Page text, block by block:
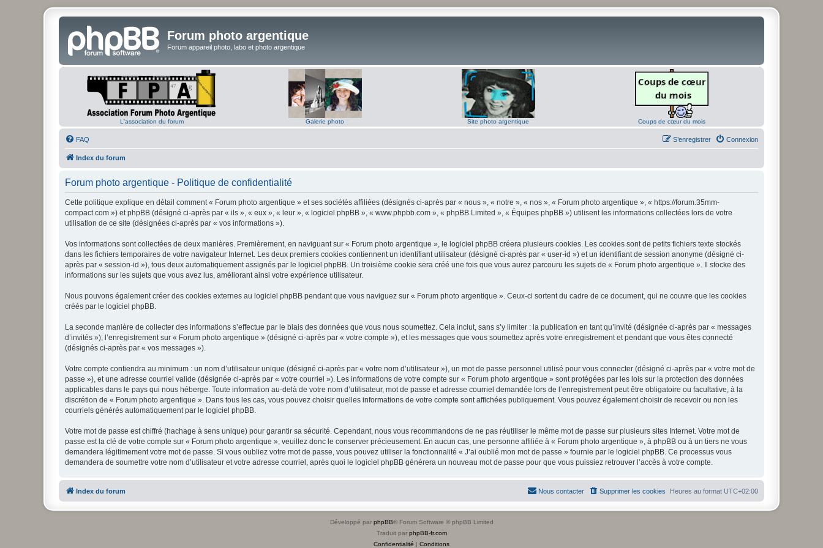
Forum photo argentique
Forum appareil photo, labo et photo argentique
L'association du forum Galerie photo Site photo argentique Coups de cœur du mois
FAQ Connexion
S’enregistrer
Index du forum
Forum photo argentique - Politique de confidentialité
Cette politique explique en détail comment « Forum photo argentique » et ses sociétés affiliées (désignés ci-après par « nous », « notre », « nos », « Forum photo argentique », « https://forum.35mm-
compact.com ») et phpBB (désigné ci-après par « ils », « eux », « leur », « logiciel phpBB », « www.phpbb.com », « phpBB Limited », « Équipes phpBB ») utilisent les informations collectées lors de votre
utilisation de ce site (désignées ci-après par « vos informations »).
Vos informations sont collectées de deux manières. Premièrement, en naviguant sur « Forum photo argentique », le logiciel phpBB créera plusieurs cookies. Les cookies sont de petits fichiers texte stockés
dans les fichiers temporaires de votre navigateur Internet. Les deux premiers cookies contiennent un identifiant utilisateur (désigné ci-après par « user-id ») et un identifiant de session anonyme (désigné ci-
après par « session-id »), tous deux automatiquement assignés par le logiciel phpBB. Un troisième cookie sera créé une fois que vous aurez parcouru les sujets de « Forum photo argentique ». Il stocke des
informations sur les sujets que vous avez lus, améliorant ainsi votre expérience utilisateur.
Nous pouvons également créer des cookies externes au logiciel phpBB pendant que vous naviguez sur « Forum photo argentique ». Ceux-ci sortent du cadre de ce document, qui ne couvre que les cookies
créés par le logiciel phpBB.
La seconde manière de collecter des informations s’effectue par le biais des données que vous nous soumettez. Cela inclut, sans s’y limiter : la publication en tant qu’invité (désignée ci-après par « messages
d’invités »), l’enregistrement sur « Forum photo argentique » (désigné ci-après par « votre compte »), et les messages que vous soumettez après votre enregistrement et pendant que vous êtes connecté
(désignés ci-après par « vos messages »).
Votre compte contiendra au minimum : un nom d’utilisateur unique (désigné ci-après par « votre nom d’utilisateur »), un mot de passe personnel utilisé pour vous connecter (désigné ci-après par « votre mot de
passe »), et une adresse courriel valide (désignée ci-après par « votre courriel »). Les informations de votre compte sur « Forum photo argentique » sont protégées par les lois sur la protection des données
applicables dans le pays qui nous héberge. Toute information au-delà de votre nom d’utilisateur, mot de passe et adresse courriel demandée lors de l’enregistrement peut être obligatoire ou facultative, à la
discrétion de « Forum photo argentique ». Dans tous les cas, vous pouvez choisir quelles informations de votre compte sont affichées publiquement. Vous pouvez également choisir de recevoir ou non les
courriels générés automatiquement par le logiciel phpBB.
Votre mot de passe est chiffré (hachage à sens unique) pour garantir sa sécurité. Cependant, nous vous recommandons de ne pas réutiliser le même mot de passe sur plusieurs sites Internet. Votre mot de
passe est la clé de votre compte sur « Forum photo argentique », veuillez donc le conserver précieusement. En aucun cas, une personne affiliée à « Forum photo argentique », à phpBB ou à un tiers ne vous
demandera légitimement votre mot de passe. Si vous oubliez votre mot de passe, vous pouvez utiliser la fonctionnalité « J’ai oublié mon mot de passe » fournie par le logiciel phpBB. Ce processus vous
demandera de soumettre votre nom d’utilisateur et votre adresse courriel, après quoi le logiciel phpBB générera un nouveau mot de passe pour que vous puissiez retrouver l’accès à votre compte.
Index du forum Heures au format UTC+02:00
Supprimer les cookies
Nous contacter
Développé par phpBB® Forum Software © phpBB Limited
Traduit par phpBB-fr.com
Confidentialité | Conditions